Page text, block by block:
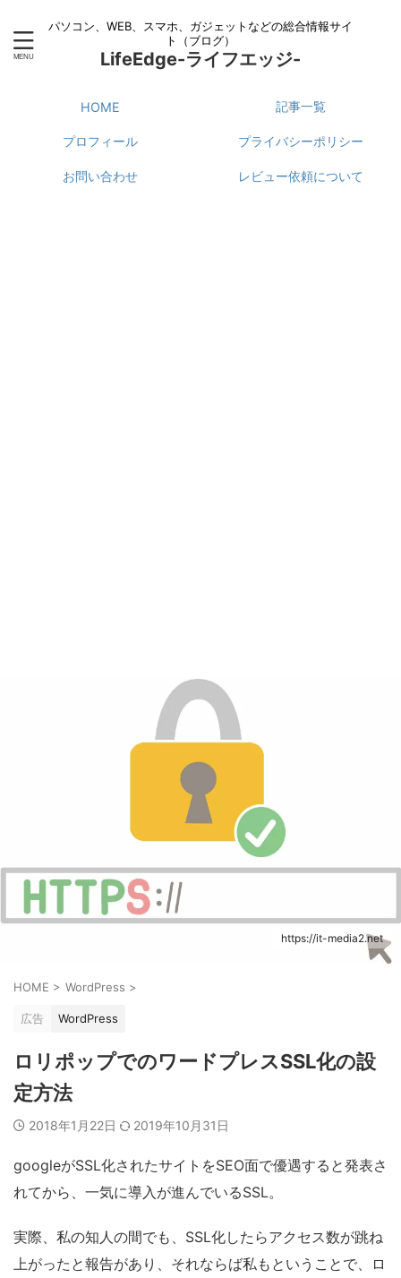
パソコン、WEB、スマホ、ガジェットなどの総合情報サイ
ト（ブログ）
LifeEdge-ライフエッジ-
HOME 記事一覧
プロフィール プライバシーポリシー
お問い合わせ レビュー依頼について
https://it-media2.net
HOME > WordPress >
広告 WordPress
ロリポップでのワードプレスSSL化の設
定方法
2018年1月22日 2019年10月31日
googleがSSL化されたサイトをSEO面で優遇すると発表さ
れてから、一気に導入が進んでいるSSL。
実際、私の知人の間でも、SSL化したらアクセス数が跳ね
上がったと報告があり、それならば私もということで、ロ